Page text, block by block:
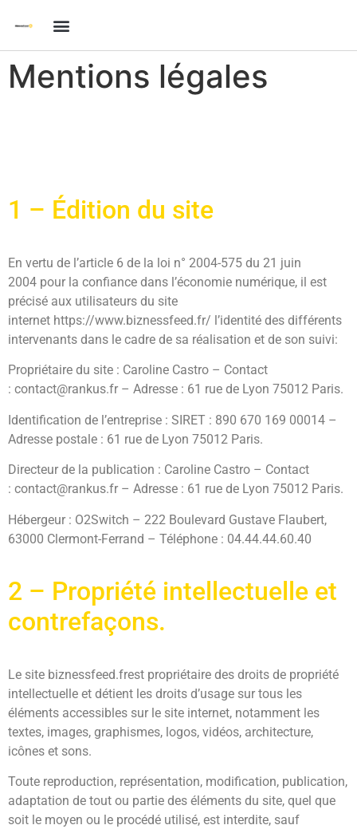
Mentions légales
1 – Édition du site
En vertu de l’article 6 de la loi n° 2004-575 du 21 juin
2004 pour la confiance dans l’économie numérique, il est
précisé aux utilisateurs du site
internet https://www.biznessfeed.fr/ l’identité des différents
intervenants dans le cadre de sa réalisation et de son suivi:
Propriétaire du site : Caroline Castro – Contact
: contact@rankus.fr – Adresse : 61 rue de Lyon 75012 Paris.
Identification de l’entreprise : SIRET : 890 670 169 00014 –
Adresse postale : 61 rue de Lyon 75012 Paris.
Directeur de la publication : Caroline Castro – Contact
: contact@rankus.fr – Adresse : 61 rue de Lyon 75012 Paris.
Hébergeur : O2Switch – 222 Boulevard Gustave Flaubert,
63000 Clermont-Ferrand – Téléphone : 04.44.44.60.40
2 – Propriété intellectuelle et
contrefaçons.
Le site biznessfeed.frest propriétaire des droits de propriété
intellectuelle et détient les droits d’usage sur tous les
éléments accessibles sur le site internet, notamment les
textes, images, graphismes, logos, vidéos, architecture,
icônes et sons.
Toute reproduction, représentation, modification, publication,
adaptation de tout ou partie des éléments du site, quel que
soit le moyen ou le procédé utilisé, est interdite, sauf